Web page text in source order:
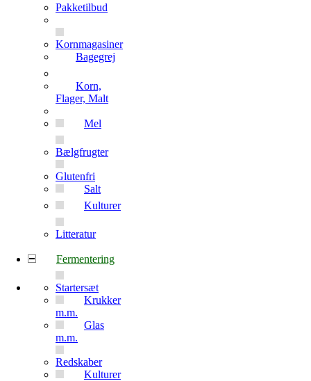
Pakketilbud
Kornmagasiner
Bagegrej
Korn,
Flager, Malt
Mel
Bælgfrugter
Glutenfri
Salt
Kulturer
Litteratur
Fermentering
Startersæt
Krukker
m.m.
Glas
m.m.
Redskaber
Kulturer